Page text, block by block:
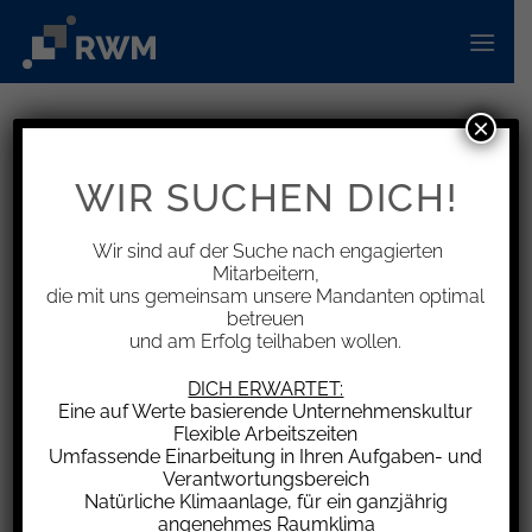
Inhalt
springen
Auskunftsanspruch eines
Gesellschafters über
Mitgesellschafter
Der Bundesgerichtshof (BGH) hatte sich am
24.10.2023 mit der Zulässigkeit von
Auskunftsersuchen eines Gesellschafters
hinsichtlich der Namen, Anschriften und
Beteiligungshöhe seiner Mitgesellschafter zu
WIR SUCHEN DICH!
Wir sind auf der Suche nach engagierten
Mitarbeitern,
die mit uns gemeinsam unsere Mandanten optimal
betreuen
und am Erfolg teilhaben wollen.
DICH ERWARTET:
Eine auf Werte basierende Unternehmenskultur
Flexible Arbeitszeiten
Umfassende Einarbeitung in Ihren Aufgaben- und
Verantwortungsbereich
Natürliche Klimaanlage, für ein ganzjährig
angenehmes Raumklima
×